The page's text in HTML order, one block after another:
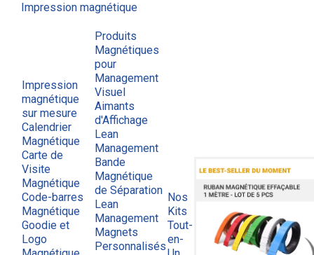
Impression magnétique
Impression
magnétique
sur mesure
Calendrier
Magnétique
Carte de
Visite
Magnétique
Code-barres
Magnétique
Goodie et
Logo
Produits
Magnétiques
pour
Management
Visuel
Aimants
d'Affichage
Lean
Management
Bande
Magnétique
de Séparation
Lean
Management
Magnets
Personnalisés
Nos
Kits
Tout-
en-